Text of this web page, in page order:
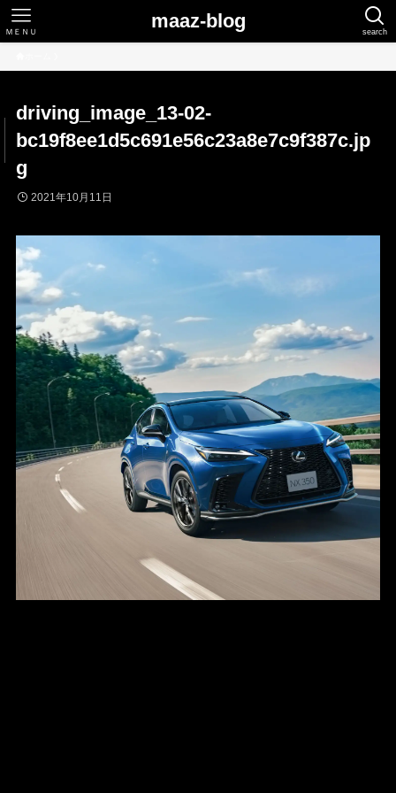
maaz-blog search
ＭＥＮＵ
driving_image_13-02-
bc19f8ee1d5c691e56c23a8e7c9f387c.jp
g
2021年10月11日